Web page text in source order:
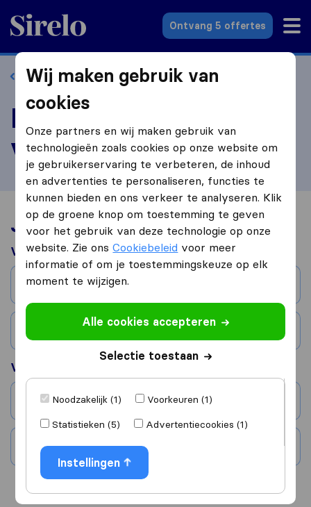
Sirelo.nl
Ontvang 5 offertes
Terug naar profiel
Beoordeel
Verhuisbedrijf Beter
Jouw verhuiservaring
Verhuisd van
Stad
Verhuisd naar
Stad
Land
Wij maken gebruik van
cookies
Onze partners en wij maken gebruik van
technologieën zoals cookies op onze website om
je gebruikerservaring te verbeteren, de inhoud
en advertenties te personaliseren, functies te
kunnen bieden en ons verkeer te analyseren. Klik
op de groene knop om toestemming te geven
voor het gebruik van deze technologie op onze
website. Zie onsCookiebeleid voor meer
informatie of om je toestemmingskeuze op elk
moment te wijzigen.
Alle cookies accepteren
Selectie toestaan
Noodzakelijk (1)
Voorkeuren (1)
Statistieken (5)
Advertentiecookies (1)
Instellingen